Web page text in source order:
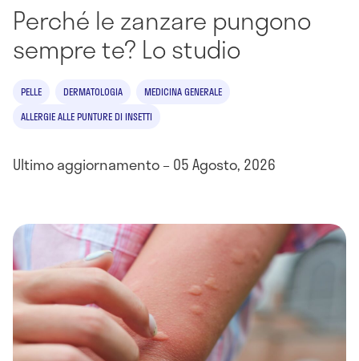
Perché le zanzare pungono
sempre te? Lo studio
PELLE DERMATOLOGIA
MEDICINA GENERALE
ALLERGIE ALLE PUNTURE DI INSETTI
Ultimo aggiornamento – 05 Agosto, 2026